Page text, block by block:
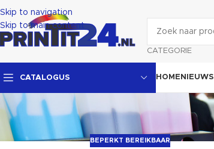
Skip to navigation
Skip to main content
CATEGORIE
CATALOGUS HOME NIEUWS
BEPERKT BEREIKBAAR